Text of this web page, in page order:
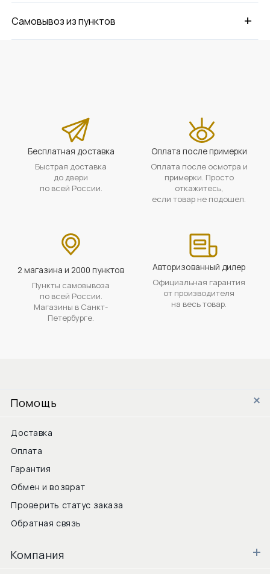
+
Самовывоз из пунктов
Бесплатная доставка
Быстрая доставка
до двери
по всей России.
Оплата после примерки
Оплата после осмотра и
примерки. Просто
откажитесь,
если товар не подошел.
2 магазина и 2000 пунктов
Пункты самовывоза
по всей России.
Магазины в Санкт-
Петербурге.
Авторизованный дилер
Официальная гарантия
от производителя
на весь товар.
Помощь
Доставка
Оплата
Гарантия
Обмен и возврат
Проверить статус заказа
Обратная связь
Компания